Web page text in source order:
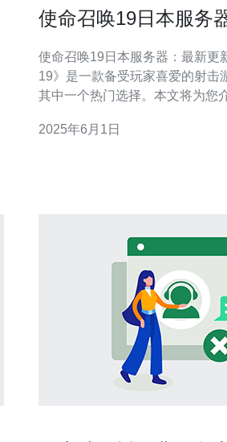
使命召唤19日本服务
使命召唤19日本服务器：最新更新和攻略
19》是一款备受玩家喜爱的射击
其中一个热门选择。本文将为您
《使命召唤19》日本服务器进行
2025年6月1日